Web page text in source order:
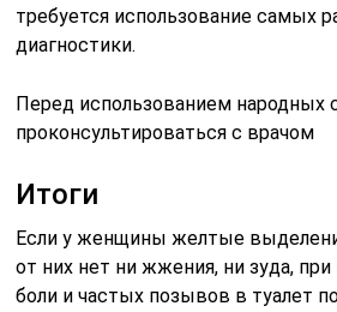
требуется использование самых
диагностики.
Перед использованием народных
проконсультироваться с врачом
Итоги
Если у женщины желтые
от них нет ни жжения, ни зуда,
боли и частых позывов в туалет